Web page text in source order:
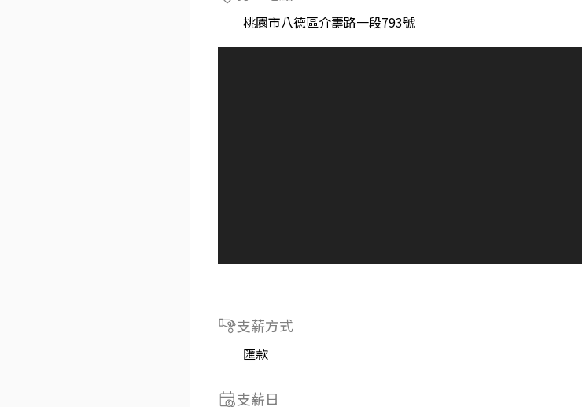
桃園市八德區介壽路一段793號
支薪方式
匯款
支薪日